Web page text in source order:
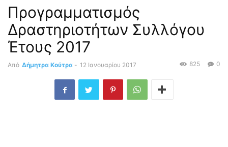
Προγραμματισμός
Δραστηριοτήτων Συλλόγου
Έτους 2017
Από Δήμητρα Κούτρα - 12 Ιανουαρίου 2017 0
825